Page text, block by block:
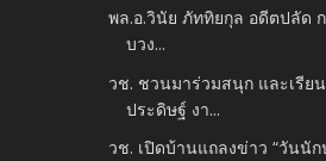
พล.อ.วินัย ภัททิยกุล อดีตปลัด
บวง...
วช. ชวนมาร่วมสนุก และเรีย
ประดิษฐ์ งา...
วช. เปิดบ้านแถลงข่าว “วันนัก